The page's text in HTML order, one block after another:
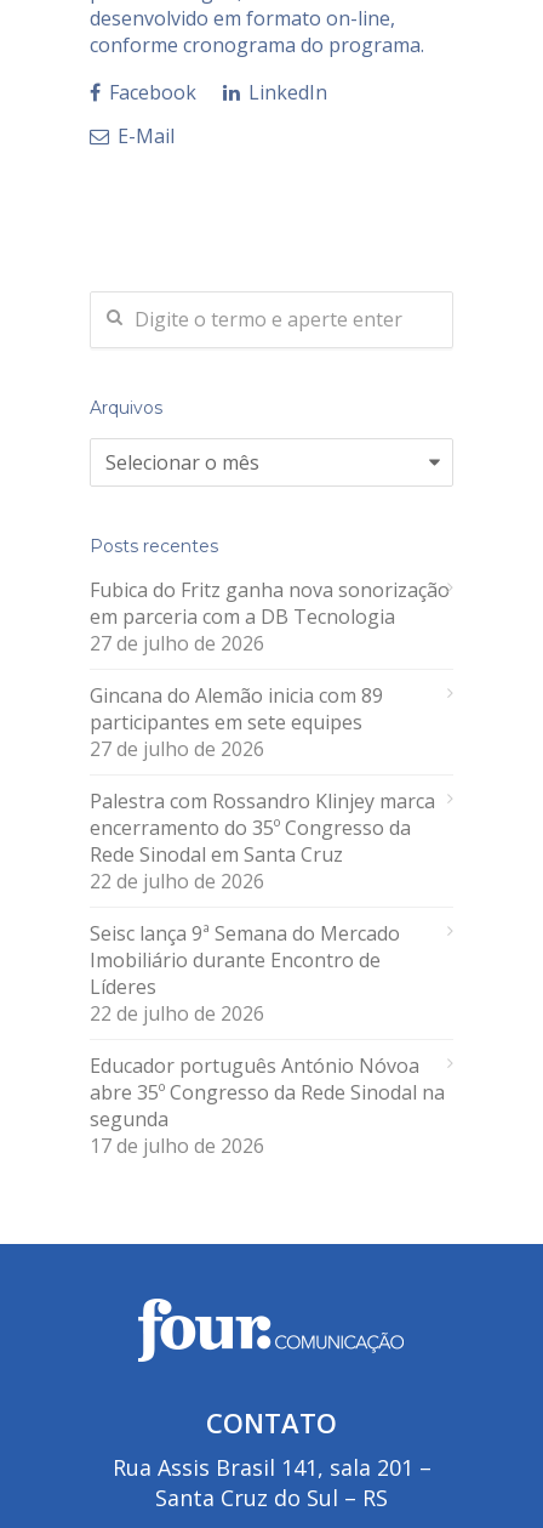
desenvolvido em formato on-line,
conforme cronograma do programa.
Facebook
LinkedIn
E-Mail
Arquivos
Arquivos
Posts recentes
Fubica do Fritz ganha nova sonorização
em parceria com a DB Tecnologia
27 de julho de 2026
Gincana do Alemão inicia com 89
participantes em sete equipes
27 de julho de 2026
Palestra com Rossandro Klinjey marca
encerramento do 35º Congresso da
Rede Sinodal em Santa Cruz
22 de julho de 2026
Seisc lança 9ª Semana do Mercado
Imobiliário durante Encontro de
Líderes
22 de julho de 2026
Educador português António Nóvoa
abre 35º Congresso da Rede Sinodal na
segunda
17 de julho de 2026
CONTATO
Rua Assis Brasil 141, sala 201 –
Santa Cruz do Sul – RS